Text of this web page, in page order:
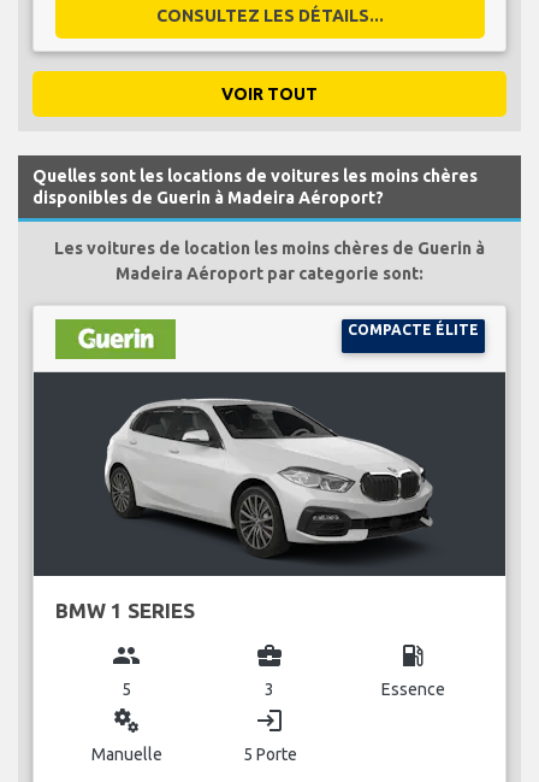
CONSULTEZ LES DÉTAILS...
VOIR TOUT
Quelles sont les locations de voitures les moins chères
disponibles de Guerin à Madeira Aéroport?
Les voitures de location les moins chères de Guerin à
Madeira Aéroport par categorie sont:
COMPACTE ÉLITE
BMW 1 SERIES
group
5
business_center
3
local_gas_station
Essence
miscellaneous_services
Manuelle
login
5 Porte